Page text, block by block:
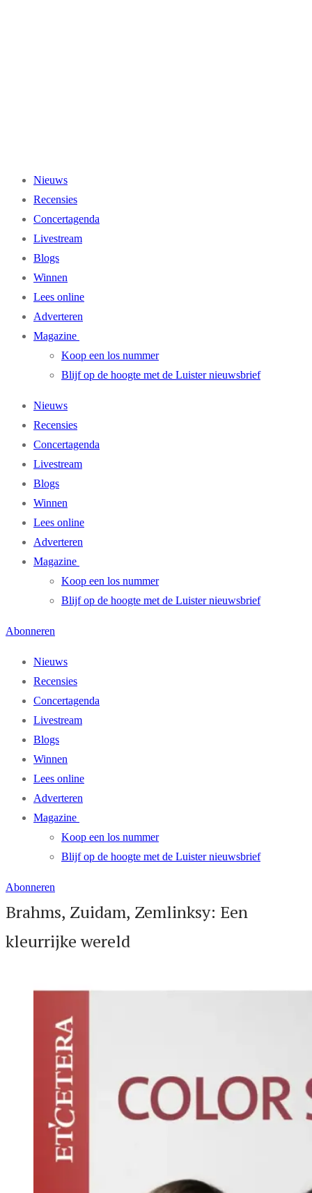
Nieuws
Recensies
Concertagenda
Livestream
Blogs
Winnen
Lees online
Adverteren
Magazine
Koop een los nummer
Blijf op de hoogte met de Luister nieuwsbrief
Nieuws
Recensies
Concertagenda
Livestream
Blogs
Winnen
Lees online
Adverteren
Magazine
Koop een los nummer
Blijf op de hoogte met de Luister nieuwsbrief
Abonneren
Nieuws
Recensies
Concertagenda
Livestream
Blogs
Winnen
Lees online
Adverteren
Magazine
Koop een los nummer
Blijf op de hoogte met de Luister nieuwsbrief
Abonneren
Brahms, Zuidam, Zemlinksy: Een
kleurrijke wereld